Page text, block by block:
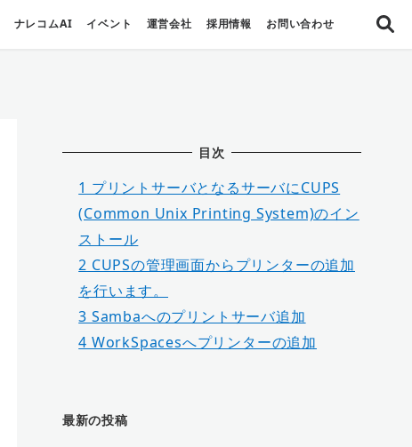
ナレコムAI イベント 運営会社 採用情報 お問い合わせ
目次
1 プリントサーバとなるサーバにCUPS
(Common Unix Printing System)のイン
ストール
2 CUPSの管理画面からプリンターの追加
を行います。
3 Sambaへのプリントサーバ追加
4 WorkSpacesへプリンターの追加
最新の投稿